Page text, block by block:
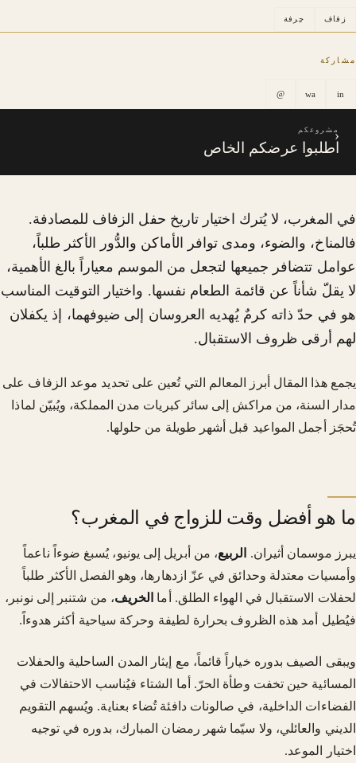
في المغرب، لا يُترك اختيار تاريخ حفل الزفاف للمصادفة.
فالمناخ، والضوء، ومدى توافر الأماكن والدُّور الأكثر طلباً،
عوامل تتضافر جميعها لتجعل من الموسم معياراً بالغ الأهمية،
لا يقلّ شأناً عن قائمة الطعام نفسها. واختيار التوقيت المناسب
هو في حدّ ذاته كرمٌ يُهديه العروسان إلى ضيوفهما، إذ يكفلان
لهم أرقى ظروف الاستقبال.
يجمع هذا المقال أبرز المعالم التي تُعين على تحديد موعد الزفاف على
مدار السنة، من مراكش إلى سائر كبريات مدن المملكة، ويُبيّن لماذا
تُحجَز أجمل المواعيد قبل أشهر طويلة من حلولها.
ما هو أفضل وقت للزواج في المغرب؟
يبرز موسمان أثيران. الربيع، من أبريل إلى يونيو، يُسبغ ضوءاً ناعماً
وأمسيات معتدلة وحدائق في عزّ ازدهارها، وهو الفصل الأكثر طلباً
لحفلات الاستقبال في الهواء الطلق. أما الخريف، من شتنبر إلى نونبر،
فيُطيل أمد هذه الظروف بحرارة لطيفة وحركة سياحية أكثر هدوءاً.
ويبقى الصيف بدوره خياراً قائماً، مع إيثار المدن الساحلية والحفلات
المسائية حين تخفت وطأة الحرّ. أما الشتاء فيُناسب الاحتفالات في
الفضاءات الداخلية، في صالونات دافئة تُضاء بعناية. ويُسهم التقويم
الديني والعائلي، ولا سيّما شهر رمضان المبارك، بدوره في توجيه
اختيار الموعد.
زفاف حِرفة
مشاركة
in
wa
@
مشروعكم
اطلبوا عرضكم الخاص
‹